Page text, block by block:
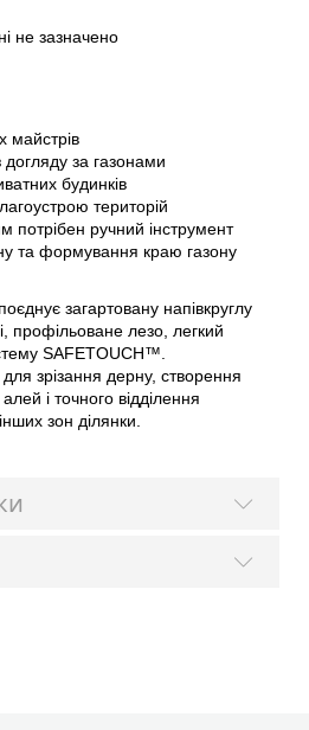
не зазначено
майстрів
догляду за газонами
будинків
територій
потрібен ручний інструмент
та формування краю газону
загартовану напівкруглу
профільоване лезо, легкий
SAFETOUCH™.
для зрізання дерну, створення
і точного відділення
зон ділянки.